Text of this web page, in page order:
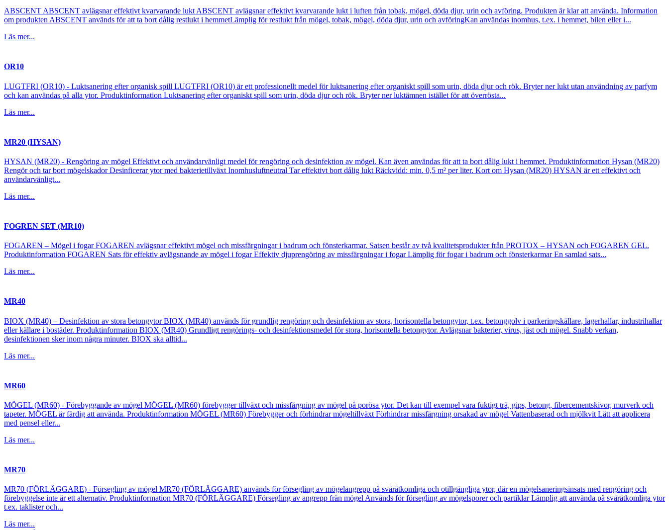
ABSCENT ABSCENT avlägsnar effektivt kvarvarande lukt ABSCENT avlägsnar effektivt kvarvarande lukt i luften från tobak, mögel, döda djur, urin och avföring. Produkten är klar att använda. Information
om produkten ABSCENT används för att ta bort dålig restlukt i hemmetLämplig för restlukt från mögel, tobak, mögel, döda djur, urin och avföringKan användas inomhus, t.ex. i hemmet, bilen eller i...
Läs mer...
OR10
LUGTFRI (OR10) - Luktsanering efter organisk spill LUGTFRI (OR10) är ett professionellt medel för luktsanering efter organiskt spill som urin, döda djur och rök. Bryter ner lukt utan användning av parfym
och kan användas på alla ytor. Produktinformation Luktsanering efter organiskt spill som urin, döda djur och rök. Bryter ner luktämnen istället för att överrösta...
Läs mer...
MR20 (HYSAN)
HYSAN (MR20) - Rengöring av mögel Effektivt och användarvänligt medel för rengöring och desinfektion av mögel. Kan även användas för att ta bort dålig lukt i hemmet. Produktinformation Hysan (MR20)
Rengör och tar bort mögelskador Desinficerar ytor med bakterietillväxt Inomhusluftneutral Tar effektivt bort dålig lukt Räckvidd: min. 0,5 m² per liter. Kort om Hysan (MR20) HYSAN är ett effektivt och
användarvänligt...
Läs mer...
FOGREN SET (MR10)
FOGAREN – Mögel i fogar FOGAREN avlägsnar effektivt mögel och missfärgningar i badrum och fönsterkarmar. Satsen består av två kvalitetsprodukter från PROTOX – HYSAN och FOGAREN GEL.
Produktinformation FOGAREN Sats för effektiv avlägsnande av mögel i fogar Effektiv djuprengöring av missfärgningar i fogar Lämplig för fogar i badrum och fönsterkarmar En samlad sats...
Läs mer...
MR40
BIOX (MR40) – Desinfektion av stora betongytor BIOX (MR40) används för grundlig rengöring och desinfektion av stora, horisontella betongytor, t.ex. betonggolv i parkeringskällare, lagerhallar, industrihallar
eller källare i bostäder. Produktinformation BIOX (MR40) Grundligt rengörings- och desinfektionsmedel för stora, horisontella betongytor. Avlägsnar bakterier, virus, jäst och mögel. Snabb verkan,
desinfektionen sker inom några minuter. BIOX ska alltid...
Läs mer...
MR60
MÖGEL (MR60) - Förebyggande av mögel MÖGEL (MR60) förebygger tillväxt och missfärgning av mögel på porösa ytor. Det kan till exempel vara fuktigt trä, gips, betong, fibercementskivor, murverk och
tapeter. MÖGEL är färdig att använda. Produktinformation MÖGEL (MR60) Förebygger och förhindrar mögeltillväxt Förhindrar missfärgning orsakad av mögel Vattenbaserad och mjölkvit Lätt att applicera
med pensel eller...
Läs mer...
MR70
MR70 (FÖRLÄGGARE) - Försegling av mögel MR70 (FÖRLÄGGARE) används för försegling av mögelangrepp på svåråtkomliga och otillgängliga ytor, där en mögelsaneringsinsats med rengöring och
förebyggelse inte är ett alternativ. Produktinformation MR70 (FÖRLÄGGARE) Försegling av angrepp från mögel Används för försegling av mögelsporer och partiklar Lämplig att använda på svåråtkomliga ytor
t.ex. taklister och...
Läs mer...